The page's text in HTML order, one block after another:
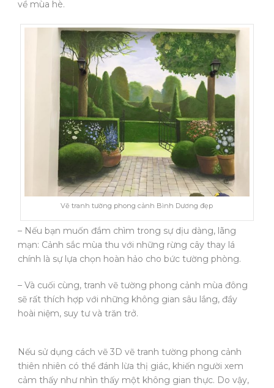
về mùa hè.
Vẽ tranh tường phong cảnh Bình Dương đẹp
– Nếu bạn muốn đắm chìm trong sự dịu dàng, lãng
mạn: Cảnh sắc mùa thu với những rừng cây thay lá
chính là sự lựa chọn hoàn hảo cho bức tường phòng.
– Và cuối cùng, tranh vẽ tường phong cảnh mùa đông
sẽ rất thích hợp với những không gian sâu lắng, đầy
hoài niệm, suy tư và trăn trở.
Nếu sử dụng cách vẽ 3D vẽ tranh tường phong cảnh
thiên nhiên có thể đánh lừa thị giác, khiến người xem
cảm thấy như nhìn thấy một không gian thực. Do vậy,